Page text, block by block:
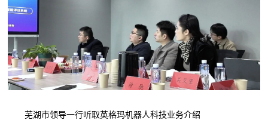
芜湖市领导一行听取英格玛机器人科技业务介绍